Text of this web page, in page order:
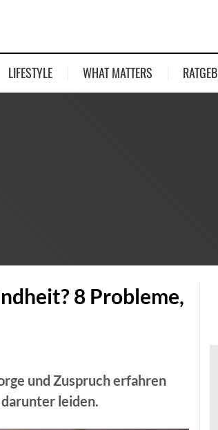
LIFESTYLE WHAT MATTERS
8 Probleme,
und Zuspruch erfahren
leiden.